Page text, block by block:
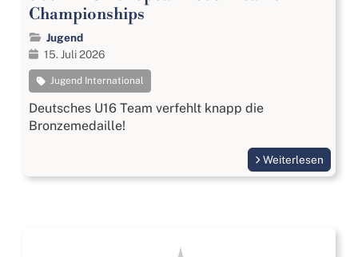
Championships
Jugend
15. Juli 2026
Jugend International
Deutsches U16 Team verfehlt knapp die
Bronzemedaille!
Weiterlesen